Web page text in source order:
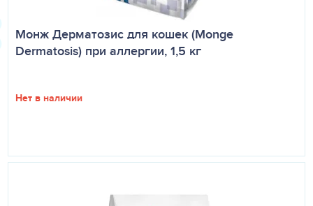
Монж Дерматозис для кошек (Monge
Dermatosis) при аллергии, 1,5 кг
Нет в наличии